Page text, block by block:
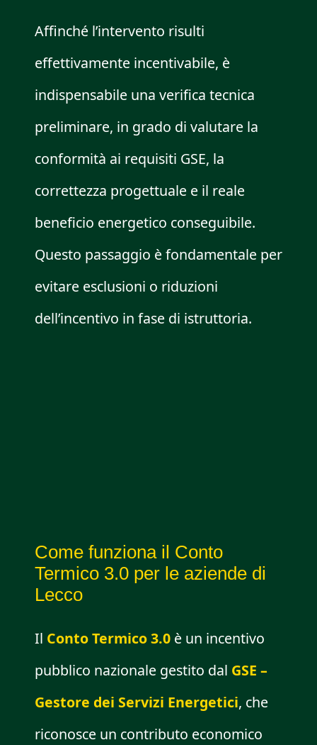
Affinché l’intervento risulti
effettivamente incentivabile, è
indispensabile una verifica tecnica
preliminare, in grado di valutare la
conformità ai requisiti GSE, la
correttezza progettuale e il reale
beneficio energetico conseguibile.
Questo passaggio è fondamentale per
evitare esclusioni o riduzioni
dell’incentivo in fase di istruttoria.
Come funziona il Conto
Termico 3.0 per le aziende di
Lecco
Il Conto Termico 3.0è un incentivo
pubblico nazionale gestito dal GSE –
Gestore dei Servizi Energetici, che
riconosce un contributo economico